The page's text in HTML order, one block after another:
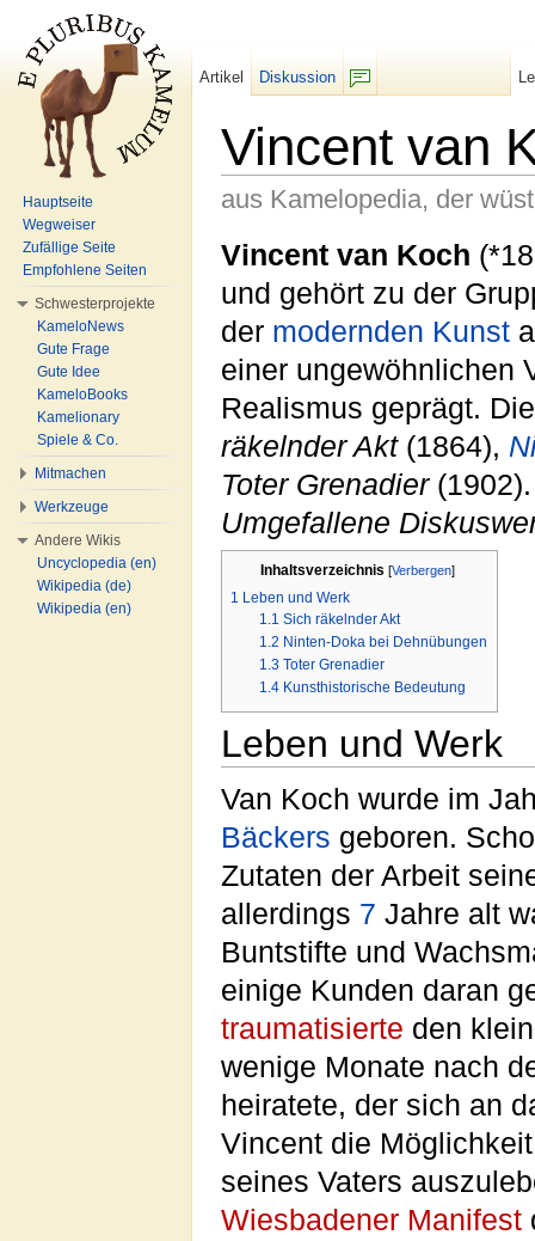
Vincent van
aus Kamelopedia, der
Vincent van Koch
und gehört zu der
der modernden Kunst
einer ungewöhnlichen
Realismus geprägt.
räkelnder Akt(1864),
Toter Grenadier(1902).
Umgefallene
Inhaltsverzeichnis [Verbergen]
1 Leben und Werk
1.1 Sich räkelnder Akt
1.2 Ninten-Doka bei Dehnübungen
1.3 Toter Grenadier
1.4 Kunsthistorische Bedeutung
Leben und Werk
Van Koch wurde im
Bäckers geboren.
Zutaten der Arbeit
allerdings 7 Jahre alt
Buntstifte und
einige Kunden daran
traumatisierte den
wenige Monate nach
heiratete, der sich an
Vincent die
seines Vaters
Wiesbadener Manifest
Artikel
Diskussion
Hauptseite
Wegweiser
Zufällige Seite
Empfohlene Seiten
Schwesterprojekte
KameloNews
Gute Frage
Gute Idee
KameloBooks
Kamelionary
Spiele & Co.
Mitmachen
Werkzeuge
Andere Wikis
Uncyclopedia (en)
Wikipedia (de)
Wikipedia (en)